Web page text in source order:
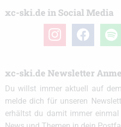
xc-ski.de in Social Media
instagramfacebook spotify
xc-ski.de Newsletter
Du willst immer aktuell auf
melde dich für unseren
erhältst du damit immer